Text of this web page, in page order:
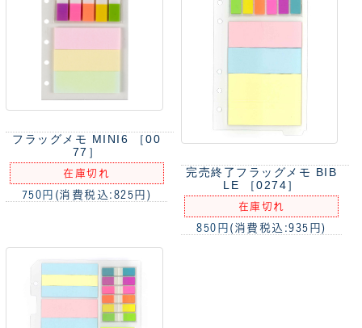
フラッグメモ MINI6 ［00
77］
在庫切れ
750円 (消費税込:825円)
完売終了 フラッグメモ BIB
LE ［0274］
在庫切れ
850円 (消費税込:935円)